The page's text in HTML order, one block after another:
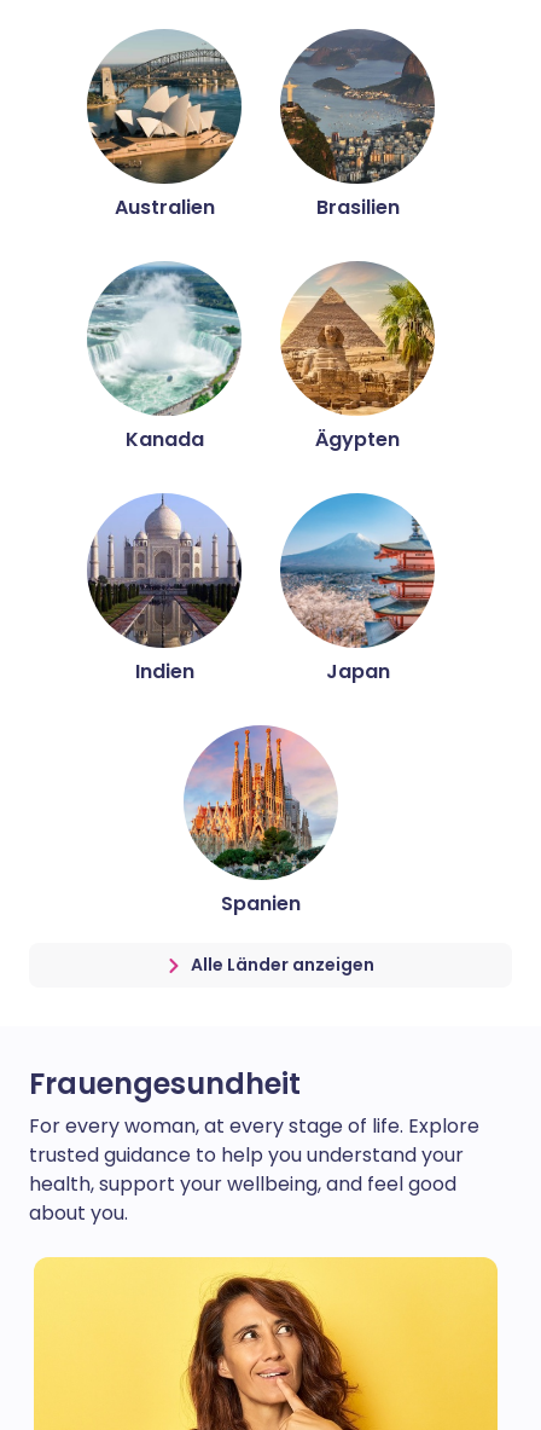
Australien Brasilien
Kanada Ägypten
Indien Japan
Spanien
Alle Länder anzeigen
Frauengesundheit
For every woman, at every stage of life. Explore
trusted guidance to help you understand your
health, support your wellbeing, and feel good
about you.